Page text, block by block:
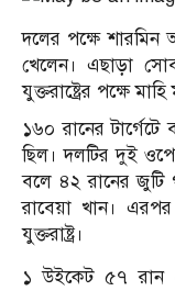
দলের পক্ষে শারমিন
খেলেন। এছাড়া
যুক্তরাষ্ট্রের পক্ষে
১৬০ রানের টার্গেটে
ছিল। দলটির দুই
বলে ৪২ রানের
রাবেয়া খান।
যুক্তরাষ্ট্র।
১ উইকেট ৫৭ রান